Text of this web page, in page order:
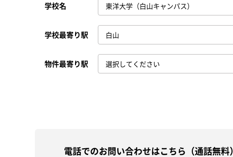
学校名
学校最寄り駅
物件最寄り駅
電話でのお問い合わせはこちら（通話無料）